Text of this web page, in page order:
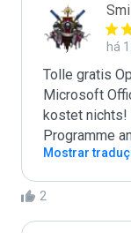
há
Tolle gratis
Microsoft
kostet nichts!
Programme
Mostrar
2